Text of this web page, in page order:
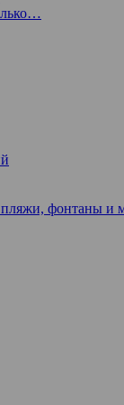
фонтаны и